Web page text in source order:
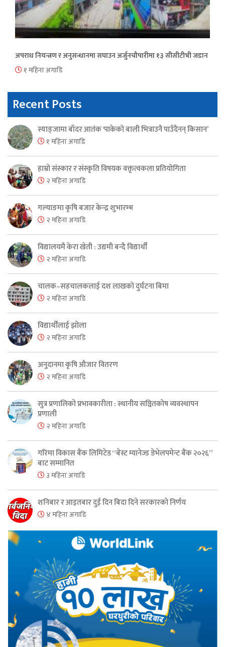
अपराध नियन्त्रण र अनुसन्धानमा सघाउन अर्जुनचौपारीमा १३ सीसीटीभी जडान
१ महिना अगाडि
Recent Posts
स्याङ्जामा बाँदर आतंक ‘पाकेको बाली भित्राउनै पाउँदैनन् किसान’
१ महिना अगाडि
हाम्रो संस्कार र संस्कृति विषयक वक्तृत्वकला प्रतियोगिता
२ महिना अगाडि
गल्याङमा कृषि बजार केन्द्र शुभारम्भ
२ महिना अगाडि
विद्यालयमै केरा खेती : उद्यमी बन्दै विद्यार्थी
२ महिना अगाडि
चालक–सहचालकलाई दश लाखको दुर्घटना बिमा
२ महिना अगाडि
विद्यार्थीलाई झोला
२ महिना अगाडि
अनुदानमा कृषि औजार वितरण
२ महिना अगाडि
सुत्र प्रणालिको प्रभावकारीता : स्थानीय सञ्चितकोष व्यवस्थापन
प्रणाली
२ महिना अगाडि
गरिमा विकास बैंक लिमिटेड “बेस्ट म्यानेज्ड डेभेलपमेन्ट बैंक २०२६”
बाट सम्मानित
३ महिना अगाडि
शनिबार र आइतबार दुई दिन बिदा दिने सरकारको निर्णय
४ महिना अगाडि